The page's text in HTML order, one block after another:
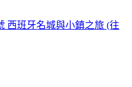
西班牙名城與小鎮之旅 (往